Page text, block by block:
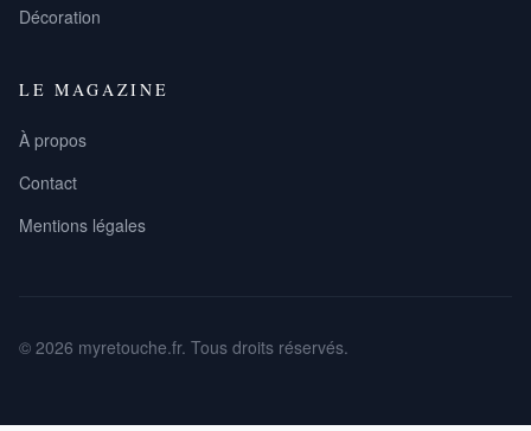
Décoration
LE MAGAZINE
À propos
Contact
Mentions légales
© 2026 myretouche.fr. Tous droits réservés.